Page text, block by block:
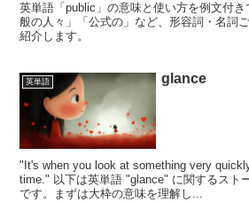
英単語「public」の意味と使い方を例文付
般の人々」「公式の」など、形容詞・名詞
紹介します。
英単語 glance
"It's when you look at something very
time." 以下は英単語 "glance" に関するスト
です。まずは大枠の意味を理解し...